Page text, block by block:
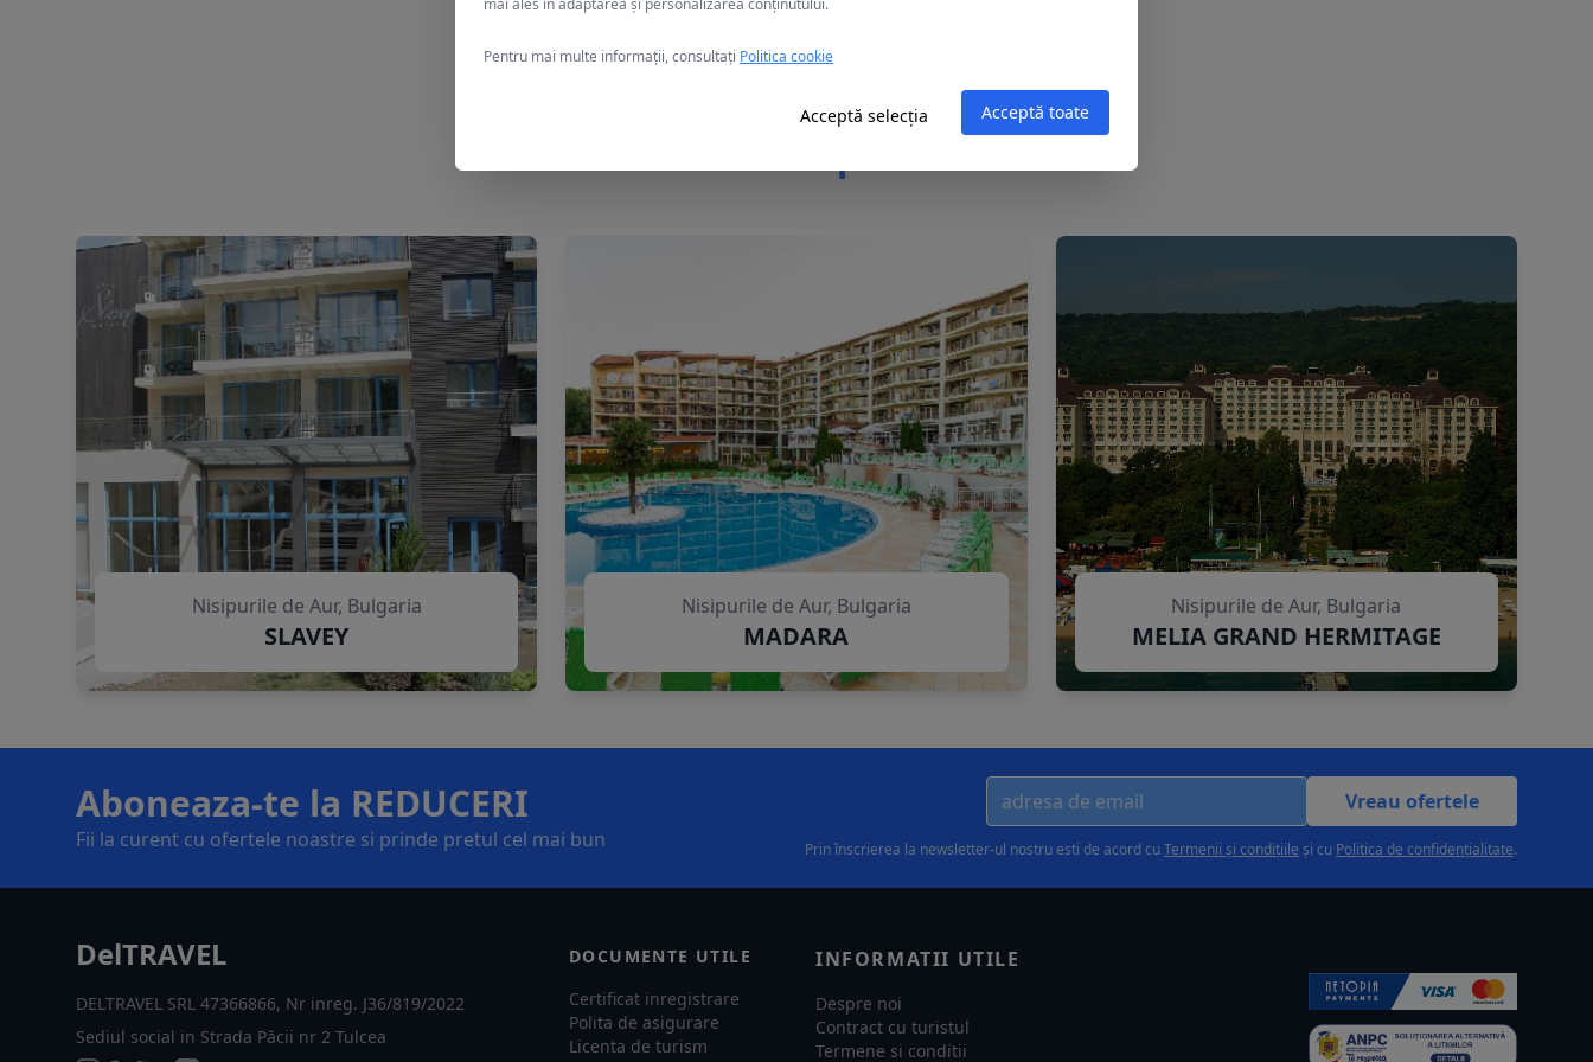
Nisipurile de Aur, Bulgaria
SLAVEY
Nisipurile de Aur, Bulgaria
MADARA
Nisipurile de Aur, Bulgaria
MELIA GRAND HERMITAGE
Aboneaza-te la REDUCERI
Fii la curent cu ofertele noastre si prinde pretul cel mai bun
Vreau ofertele
Prin înscrierea la newsletter-ul nostru esti de acord cuTermenii și condițiile și cu Politica de confidențialitate.
DelTRAVEL
DELTRAVEL SRL 47366866, Nr inreg. J36/819/2022
Sediul social in Strada Păcii nr 2 Tulcea
DOCUMENTE UTILE
Certificat inregistrare
Polita de asigurare
Licenta de turism
INFORMATII UTILE
Despre noi
Contract cu turistul
Termene si conditii
mai ales în adaptarea și personalizarea conținutului.
Pentru mai multe informații, consultați Politica cookie
Acceptă selecția Acceptă toate